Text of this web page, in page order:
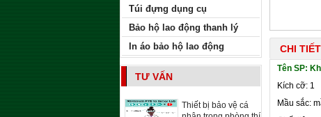
Túi đựng dụng cụ
Bảo hộ lao động thanh lý
In áo bảo hộ lao động
TƯ VẤN
Thiết bị bảo vệ cá
CHI
Tên SP:
Kích cỡ: 1
Mầu sắc: